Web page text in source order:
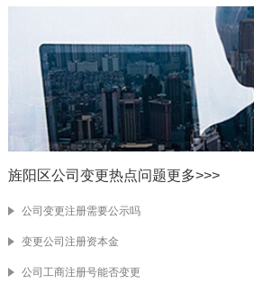
旌阳区公司变更热点问题更多>>>
公司变更注册需要公示吗
变更公司注册资本金
公司工商注册号能否变更